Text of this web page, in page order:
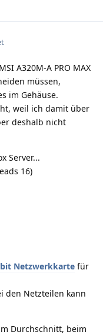
A320M-A PRO MAX
müssen,
im Gehäuse.
weil ich damit über
deshalb nicht
Server...
16)
Netzwerkkarte für
den Netzteilen kann
Durchschnitt, beim